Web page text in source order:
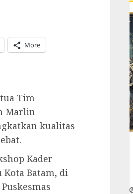
More
Tim
Marlin
kualitas
Kader
Kota Batam, di